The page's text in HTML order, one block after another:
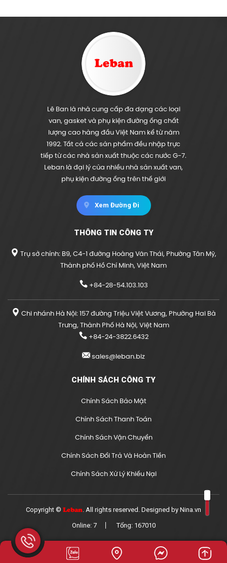
Lê Ban là nhà cung cấp đa dạng các loại
van, gasket và phụ kiện đường ống chất
lượng cao hàng đầu Việt Nam kể từ năm
1992. Tất cả các sản phẩm đều nhập trực
tiếp từ các nhà sản xuất thuộc các nước G-7.
Leban là đại lý của nhiều nhà sản xuất van,
phụ kiện đường ống trên thế giới
Xem Đường Đi
THÔNG TIN CÔNG TY
Trụ sở chính: B9, C4-1 đường Hoàng Văn Thái, Phường Tân Mỹ,
Thành phố Hồ Chí Minh, Việt Nam
+84-28-54.103.103
Chi nhánh Hà Nội: 157 đường Triệu Việt Vương, Phường Hai Bà
Trưng, Thành Phố Hà Nội, Việt Nam
+84-24-3822.6432
sales@leban.biz
CHÍNH SÁCH CÔNG TY
Chính Sách Bảo Mật
Chính Sách Thanh Toán
Chính Sách Vận Chuyển
Chính Sách Đổi Trả Và Hoàn Tiền
Chính Sách Xử Lý Khiếu Nại
Copyright © Leban . All rights reserved. Designed by Nina.vn
Online: 7 Tổng: 167010